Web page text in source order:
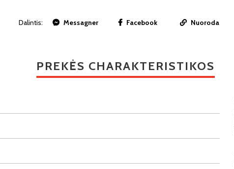
Dalintis: Messagner Facebook Nuoroda
PREKĖS CHARAKTERISTIKOS